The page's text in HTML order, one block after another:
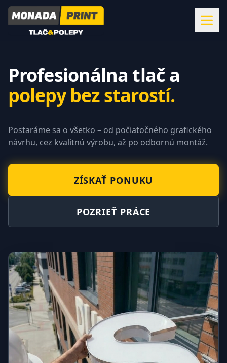
Profesionálna tlač a
polepy bez starostí.
Postaráme sa o všetko – od počiatočného grafického
návrhu, cez kvalitnú výrobu, až po odbornú montáž.
ZÍSKAŤ PONUKU
POZRIEŤ PRÁCE